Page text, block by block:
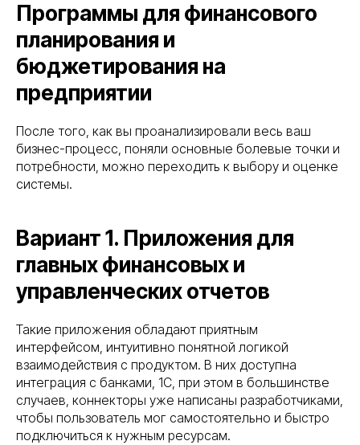
Программы для финансового
планирования и
бюджетирования на
предприятии
После того, как вы проанализировали весь ваш
бизнес-процесс, поняли основные болевые точки и
потребности, можно переходить к выбору и оценке
системы.
Вариант 1. Приложения для
главных финансовых и
управленческих отчетов
Такие приложения обладают приятным
интерфейсом, интуитивно понятной логикой
взаимодействия с продуктом. В них доступна
интеграция с банками, 1С, при этом в большинстве
случаев, коннекторы уже написаны разработчиками,
чтобы пользователь мог самостоятельно и быстро
подключиться к нужным ресурсам.